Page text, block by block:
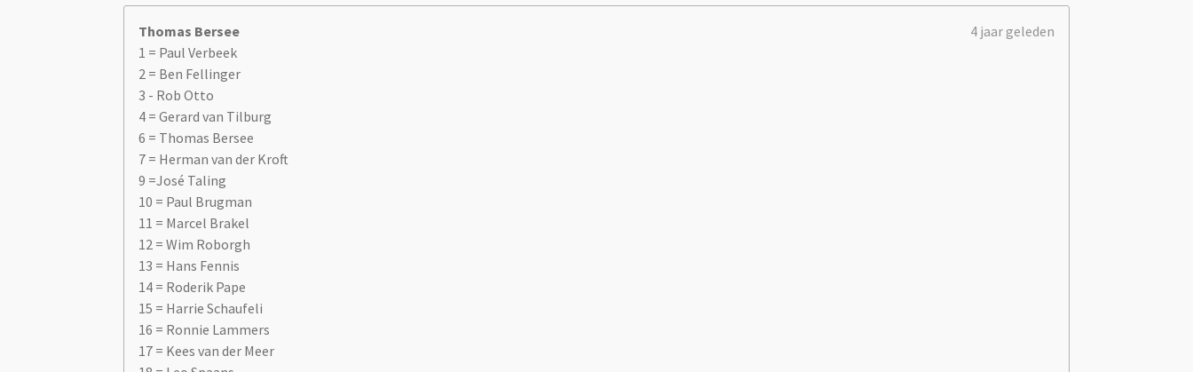
Thomas Bersee
4 jaar geleden
1 = Paul Verbeek
2 = Ben Fellinger
3 - Rob Otto
4 = Gerard van Tilburg
6 = Thomas Bersee
7 = Herman van der Kroft
9 =José Taling
10 = Paul Brugman
11 = Marcel Brakel
12 = Wim Roborgh
13 = Hans Fennis
14 = Roderik Pape
15 = Harrie Schaufeli
16 = Ronnie Lammers
17 = Kees van der Meer